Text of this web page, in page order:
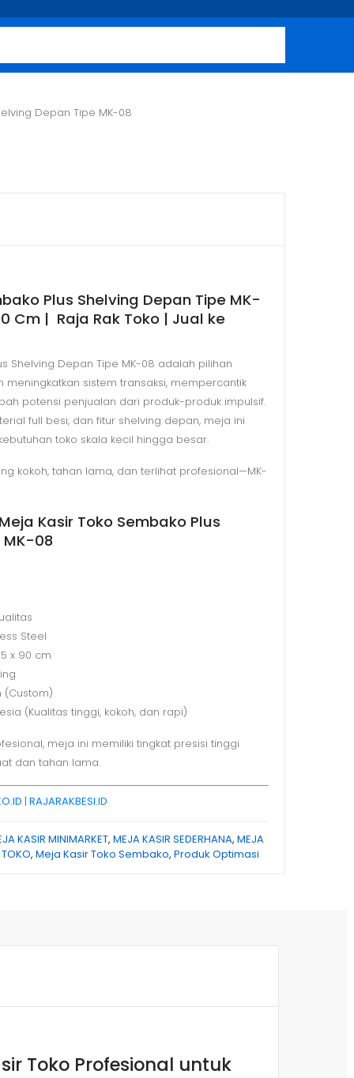
Depan Tipe MK-08
Plus Shelving Depan Tipe MK-
Cm | Raja Rak Toko | Jual ke
Shelving Depan Tipe MK-08 adalah pilihan
meningkatkan sistem transaksi, mempercantik
potensi penjualan dari produk-produk impulsif.
full besi, dan fitur shelving depan, meja ini
toko skala kecil hingga besar.
kokoh, tahan lama, dan terlihat profesional—MK-
Kasir Toko Sembako Plus
MK-08
Steel
x 90 cm
(Kualitas tinggi, kokoh, dan rapi)
meja ini memiliki tingkat presisi tinggi
dan tahan lama.
| RAJARAKBESI.ID
KASIR MINIMARKET, MEJA KASIR SEDERHANA, MEJA
, Meja Kasir Toko Sembako, Produk Optimasi
Toko Profesional untuk